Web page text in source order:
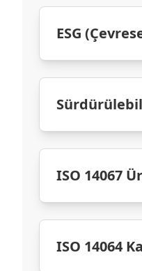
ESG
ISO 14067
ISO 14064